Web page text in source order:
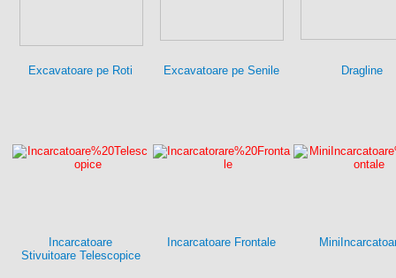
Excavatoare pe Roti Excavatoare pe Senile Dragline
Incarcatoare
Stivuitoare Telescopice
Incarcatoare Frontale